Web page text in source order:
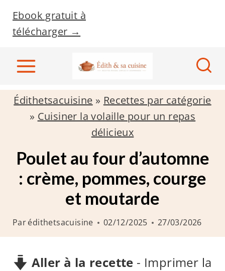
a
Ebook gratuit à
télécharger →
Édithetsacuisine » Recettes par catégorie
» Cuisiner la volaille pour un repas
délicieux
Poulet au four d’automne
: crème, pommes, courge
et moutarde
Parédithetsacuisine 02/12/2025 27/03/2026
Aller à la recette - Imprimer la